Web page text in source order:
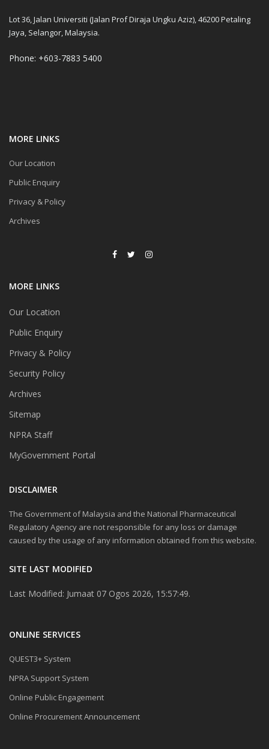
Lot 36, Jalan Universiti (Jalan Prof Diraja Ungku Aziz), 46200 Petaling
Jaya, Selangor, Malaysia.
Phone: +603-7883 5400
MORE LINKS
Our Location
Public Enquiry
Privacy & Policy
Archives
MORE LINKS
Our Location
Public Enquiry
Privacy & Policy
Security Policy
Archives
Sitemap
NPRA Staff
MyGovernment Portal
DISCLAIMER
The Government of Malaysia and the National Pharmaceutical
Regulatory Agency are not responsible for any loss or damage
caused by the usage of any information obtained from this website.
SITE LAST MODIFIED
Last Modified: Jumaat 07 Ogos 2026, 15:57:49.
ONLINE SERVICES
QUEST3+ System
NPRA Support System
Online Public Engagement
Online Procurement Announcement